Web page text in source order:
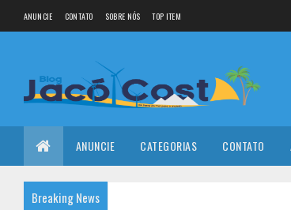
ANUNCIE CONTATO SOBRE NÓS TOP ITEM
ANUNCIE CATEGORIAS CONTATO
Breaking News